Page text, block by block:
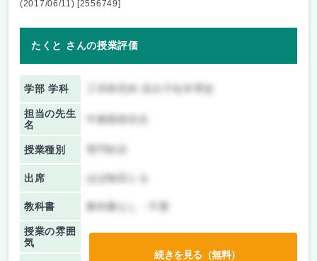
(2017/06/11) [2556749]
たくと さんの授業評価
学部 学科
担当の先生
名
中條善樹先生
授業種別
出席 ほぼ毎回とる
教科書 教科書なし・不要
授業の雰囲
気
続きを見る（無料）